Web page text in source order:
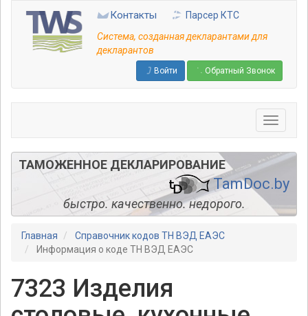
основному
содержанию
Контакты
Парсер КТС
Система, созданная декларантами для
декларантов
Войти Обратный Звонок
ТАМОЖЕННОЕ ДЕКЛАРИРОВАНИЕ
TamDoc.by
быстро. качественно. недорого.
Главная
Справочник кодов ТН ВЭД ЕАЭС
Информация о коде ТН ВЭД ЕАЭС
7323 Изделия